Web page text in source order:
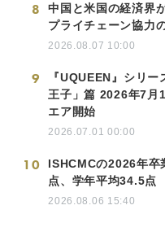
8
中国と米国の経済界
プライチェーン協力
2026.08.07 10:00
9
『UQUEEN』シリ
王子」篇 2026年7月
エア開始
2026.07.01 00:00
10
ISHCMCの2026年卒
点、学年平均34.5点
2026.08.06 15:40